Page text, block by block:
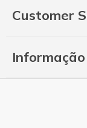
Customer